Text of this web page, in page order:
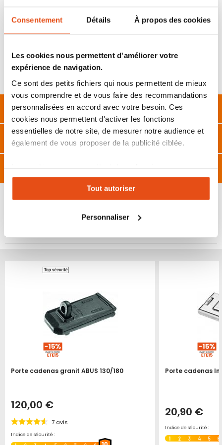
Consentement Détails À propos des cookies
Les cookies nous permettent d'améliorer votre
expérience de navigation.
Ce sont des petits fichiers qui nous permettent de mieux
vous comprendre et de vous faire des recommandations
personnalisées en accord avec votre besoin. Ces
cookies nous permettent d'activer les fonctions
essentielles de notre site, de mesurer notre audience et
également de vous proposer de la publicité ciblée.
expérience personnalisée sur notre site. Vous pouvez
changer votre choix à n'importe quel moment. Refuser
tous les cookies peut limiter certaines fonctionnalités.
Tout autoriser
Personnaliser
Parfait également pour les clôtures de chantier , des
barrières mobiles, des
Livré sans cadenas, nous vous recommandons de l’associer avec
lecadenas abus haute sécurité diskus 20 mm
Description
Caractéristiques
VOUS POURRIEZ ÉGALEMENT ÊTRE INTÉRESSÉ
PAR...
Porte cadenas granit ABUS 130/180
120,00 €
7 avis
Indice de sécurité :
Porte cadenas
20,90 €
Indice de sécurité :
1 2 3 4 5 6